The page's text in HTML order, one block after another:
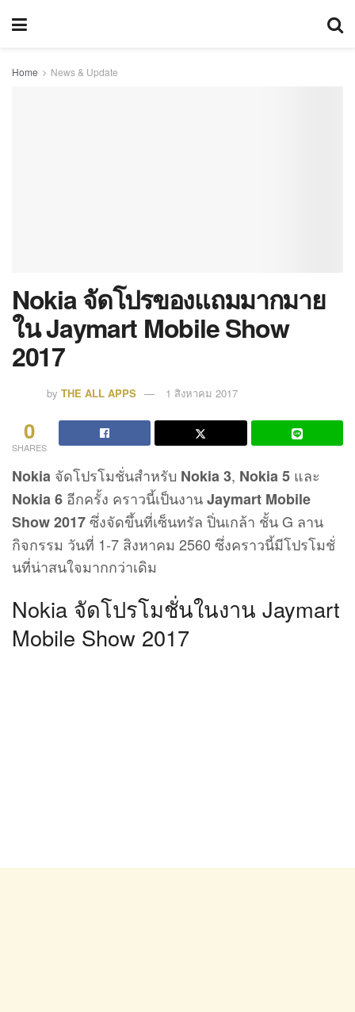
Home News & Update
Nokia จัดโปรของแถมมากมาย
ใน Jaymart Mobile Show
2017
by THE ALL APPS 1 สิงหาคม 2017
0
SHARES
Nokia จัดโปรโมชั่นสำหรับ Nokia 3, Nokia 5 และ
Nokia 6 อีกครั้ง คราวนี้เป็นงานJaymart Mobile
Show 2017ซึ่งจัดขึ้นที่เซ็นทรัล ปิ่นเกล้า ชั้น G ลาน
กิจกรรม วันที่ 1-7 สิงหาคม 2560 ซึ่งคราวนี้มีโปรโมชั่
นที่น่าสนใจมากกว่าเดิม
Nokia จัดโปรโมชั่นในงาน Jaymart
Mobile Show 2017